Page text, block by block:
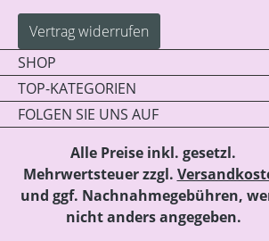
Vertrag widerrufen
SHOP
TOP-KATEGORIEN
FOLGEN SIE UNS AUF
Alle Preise inkl. gesetzl.
Mehrwertsteuer zzgl.
und ggf. Nachnahmegebühren,
nicht anders angegeben.